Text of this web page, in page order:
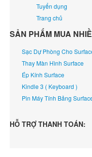
Tuyển dụng
Trang chủ
SẢN PHẨM MUA
Sạc Dự Phòng Cho
Thay Màn Hình Surface
Ép Kính Surface
Kindle 3 ( Keyboard )
Pin Máy Tính Bảng
HỖ TRỢ THANH TOÁN: